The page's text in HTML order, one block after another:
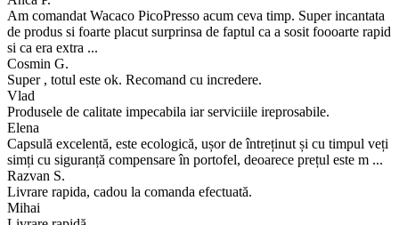
Am comandat Wacaco PicoPresso acum ceva timp. Super incantata
de produs si foarte placut surprinsa de faptul ca a sosit foooarte rapid
si ca era extra ...
Cosmin G.
Super , totul este ok. Recomand cu incredere.
Vlad
Produsele de calitate impecabila iar serviciile ireprosabile.
Elena
Capsulă excelentă, este ecologică, ușor de întreținut și cu timpul veți
simți cu siguranță compensare în portofel, deoarece prețul este m ...
Razvan S.
Livrare rapida, cadou la comanda efectuată.
Mihai